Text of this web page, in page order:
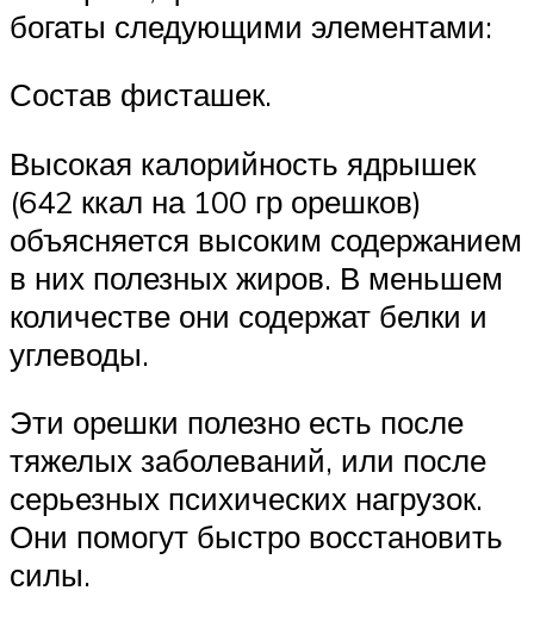
богаты следующими элементами:
Состав фисташек.
Высокая калорийность ядрышек
(642 ккал на 100 гр орешков)
объясняется высоким содержанием
в них полезных жиров. В меньшем
количестве они содержат белки и
углеводы.
Эти орешки полезно есть после
тяжелых заболеваний, или после
серьезных психических нагрузок.
Они помогут быстро восстановить
силы.